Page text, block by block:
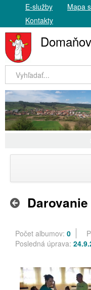
E-služby Mapa
Kontakty
Počet albumov: 0
Posledná úprava: